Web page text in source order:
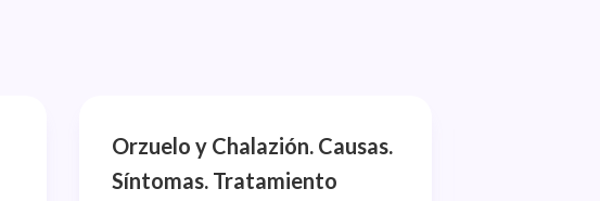
Orzuelo y Chalazión. Causas.
Síntomas. Tratamiento